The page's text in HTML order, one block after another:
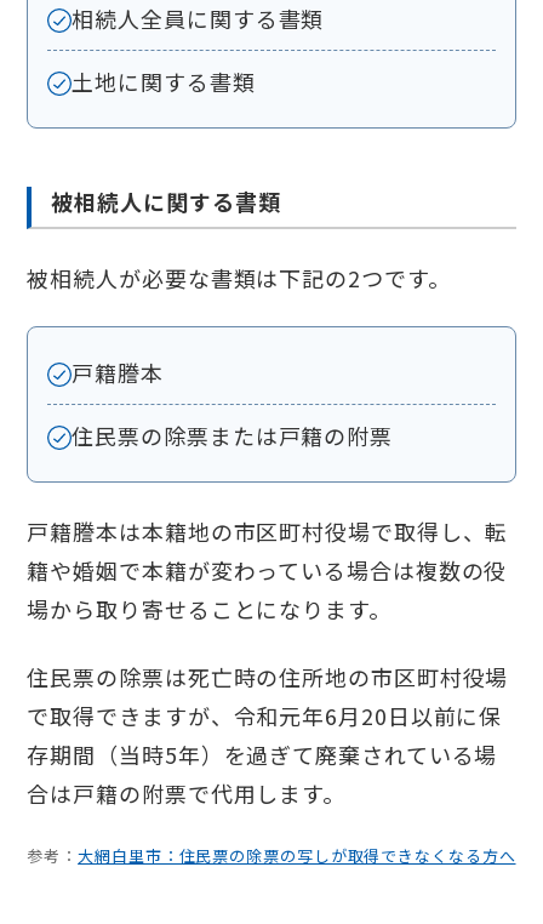
相続人全員に関する書類
土地に関する書類
被相続人に関する書類
被相続人が必要な書類は下記の2つです。
戸籍謄本
住民票の除票または戸籍の附票
戸籍謄本は本籍地の市区町村役場で取得し、転
籍や婚姻で本籍が変わっている場合は複数の役
場から取り寄せることになります。
住民票の除票は死亡時の住所地の市区町村役場
で取得できますが、令和元年6月20日以前に保
存期間（当時5年）を過ぎて廃棄されている場
合は戸籍の附票で代用します。
参考：大網白里市：住民票の除票の写しが取得できなくなる方へ